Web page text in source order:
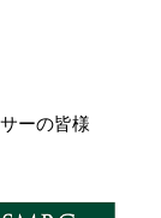
ーの皆様